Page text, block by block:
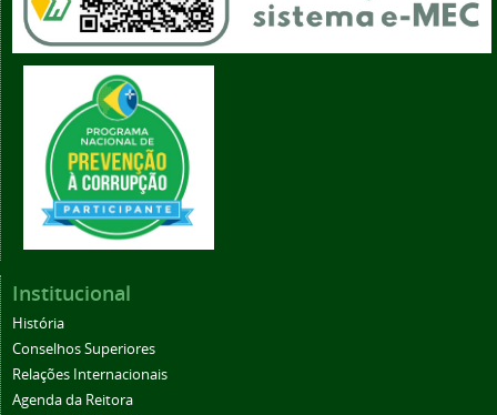
Institucional
História
Conselhos Superiores
Relações Internacionais
Agenda da Reitora